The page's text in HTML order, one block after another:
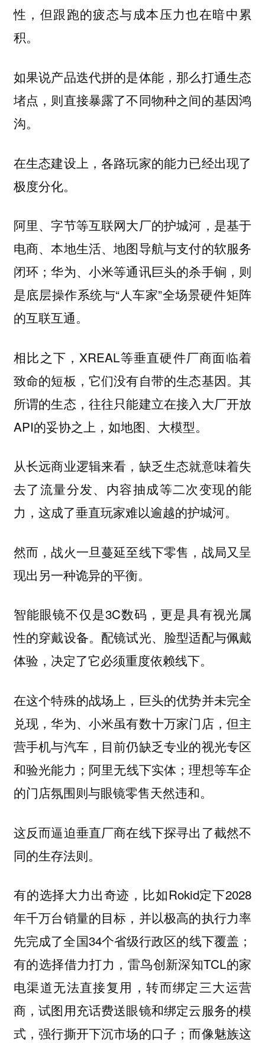
性，但跟跑的疲态与成本压力也在暗中累
积。
如果说产品迭代拼的是体能，那么打通生态
堵点，则直接暴露了不同物种之间的基因鸿
沟。
在生态建设上，各路玩家的能力已经出现了
极度分化。
阿里、字节等互联网大厂的护城河，是基于
电商、本地生活、地图导航与支付的软服务
闭环；华为、小米等通讯巨头的杀手锏，则
是底层操作系统与“人车家”全场景硬件矩阵
的互联互通。
相比之下，XREAL等垂直硬件厂商面临着
致命的短板，它们没有自带的生态基因。其
所谓的生态，往往只能建立在接入大厂开放
API的妥协之上，如地图、大模型。
从长远商业逻辑来看，缺乏生态就意味着失
去了流量分发、内容抽成等二次变现的能
力，这成了垂直玩家难以逾越的护城河。
然而，战火一旦蔓延至线下零售，战局又呈
现出另一种诡异的平衡。
智能眼镜不仅是3C数码，更是具有视光属
性的穿戴设备。配镜试光、脸型适配与佩戴
体验，决定了它必须重度依赖线下。
在这个特殊的战场上，巨头的优势并未完全
兑现，华为、小米虽有数十万家门店，但主
营手机与汽车，目前仍缺乏专业的视光专区
和验光能力；阿里无线下实体；理想等车企
的门店氛围则与眼镜零售天然违和。
这反而逼迫垂直厂商在线下探寻出了截然不
同的生存法则。
有的选择大力出奇迹，比如Rokid定下2028
年千万台销量的目标，并以极高的执行力率
先完成了全国34个省级行政区的线下覆盖；
有的选择借力打力，雷鸟创新深知TCL的家
电渠道无法直接复用，转而绑定三大运营
商，试图用充话费送眼镜和绑定云服务的模
式，强行撕开下沉市场的口子；而像魅族这